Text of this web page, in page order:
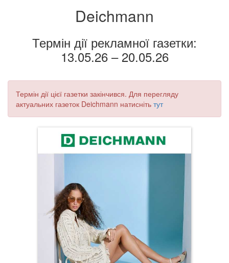
Deichmann
Термін дії рекламної газетки:
13.05.26 – 20.05.26
Термін дії цієї газетки закінчився. Для перегляду
актуальних газеток Deichmann натисніть тут